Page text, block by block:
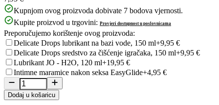
Kupnjom ovog proizvoda dobivate 7 bodova vjernosti.
Kupite proizvod u trgovini: Provjeri dostupnost u poslovnicama
Preporučujemo korištenje ovog proizvoda:
Delicate Drops lubrikant na bazi vode, 150 ml+9,95 €
Delicate Drops sredstvo za čišćenje igračaka, 150 ml+9,95 €
Lubrikant JO - H2O, 120 ml+19,95 €
Intimne maramice nakon seksa EasyGlide+4,95 €
Dodaj u košaricu